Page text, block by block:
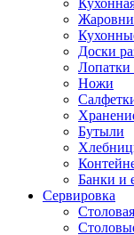
Жаровни
Доски
Ножи
Бутыли
Банки и
Сервировка